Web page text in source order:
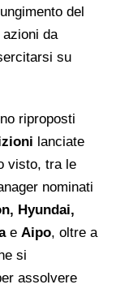
del
da
su
riproposti
lanciate
visto, tra le
nominati
Hyundai,
e Aipo, oltre a
si
assolvere